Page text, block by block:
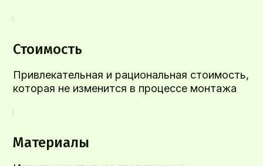
Стоимость
Привлекательная и рациональная стоимость,
которая не изменится в процессе монтажа
Материалы